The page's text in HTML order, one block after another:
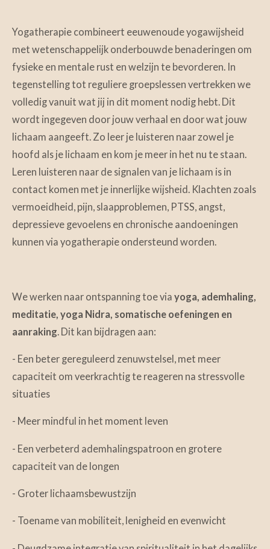
Yogatherapie combineert eeuwenoude yogawijsheid
met wetenschappelijk onderbouwde benaderingen om
fysieke en mentale rust en welzijn te bevorderen. In
tegenstelling tot reguliere groepslessen vertrekken we
volledig vanuit wat jij in dit moment nodig hebt. Dit
wordt ingegeven door jouw verhaal en door wat jouw
lichaam aangeeft. Zo leer je luisteren naar zowel je
hoofd als je lichaam en kom je meer in het nu te staan.
Leren luisteren naar de signalen van je lichaam is in
contact komen met je innerlijke wijsheid. Klachten zoals
vermoeidheid, pijn, slaapproblemen, PTSS, angst,
depressieve gevoelens en chronische aandoeningen
kunnen via yogatherapie ondersteund worden.
We werken naar ontspanning toe via yoga, ademhaling,
meditatie, yoga Nidra, somatische oefeningen en
aanraking . Dit kan bijdragen aan:
- Een beter gereguleerd zenuwstelsel, met meer
capaciteit om veerkrachtig te reageren na stressvolle
situaties
- Meer mindful in het moment leven
- Een verbeterd ademhalingspatroon en grotere
capaciteit van de longen
- Groter lichaamsbewustzijn
- Toename van mobiliteit, lenigheid en evenwicht